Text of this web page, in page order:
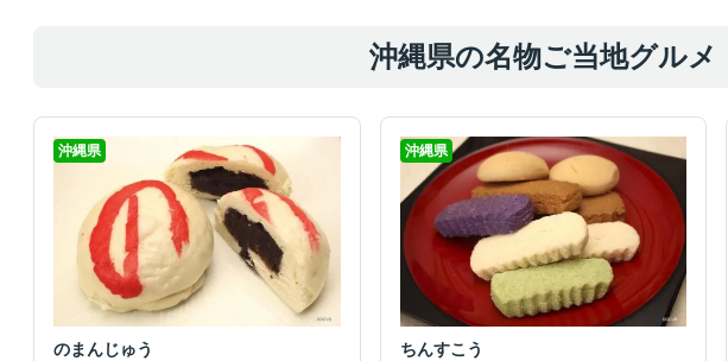
沖縄県の名物ご当地グルメ
沖縄県
のまんじゅう
沖縄県
ちんすこう